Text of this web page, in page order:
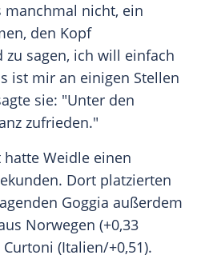
manchmal nicht, ein
den Kopf
sagen, ich will einfach
ist mir an einigen Stellen
sie: "Unter den
zufrieden."
hatte Weidle einen
Dort platzierten
Goggia außerdem
Norwegen (+0,33
Curtoni (Italien/+0,51).